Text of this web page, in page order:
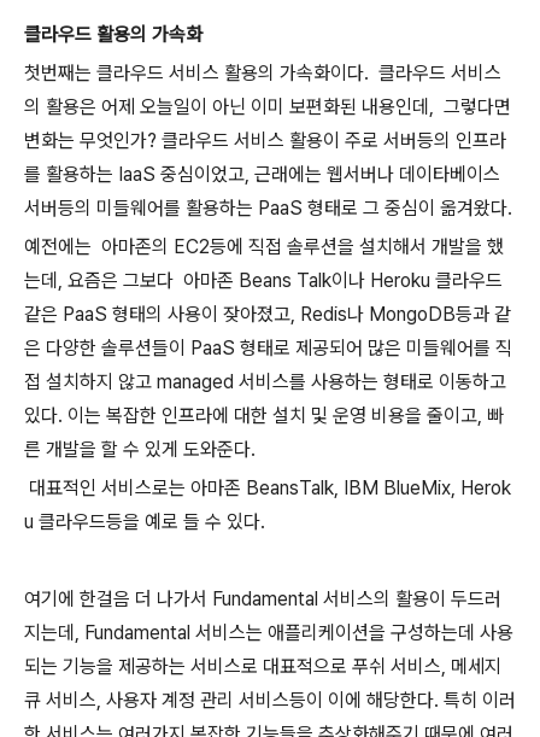
클라우드 활용의 가속화
첫번째는 클라우드 서비스 활용의 가속화이다. 클라우드 서비스
의 활용은 어제 오늘일이 아닌 이미 보편화된 내용인데, 그렇다면
변화는 무엇인가? 클라우드 서비스 활용이 주로 서버등의 인프라
를 활용하는 IaaS 중심이었고, 근래에는 웹서버나 데이타베이스
서버등의 미들웨어를 활용하는 PaaS 형태로 그 중심이 옮겨왔다.
예전에는 아마존의 EC2등에 직접 솔루션을 설치해서 개발을 했
는데, 요즘은 그보다 아마존 Beans Talk이나 Heroku 클라우드
같은 PaaS 형태의 사용이 잦아졌고, Redis나 MongoDB등과 같
은 다양한 솔루션들이 PaaS 형태로 제공되어 많은 미들웨어를 직
접 설치하지 않고 managed 서비스를 사용하는 형태로 이동하고
있다. 이는 복잡한 인프라에 대한 설치 및 운영 비용을 줄이고, 빠
른 개발을 할 수 있게 도와준다.
대표적인 서비스로는 아마존 BeansTalk, IBM BlueMix, Herok
u 클라우드등을 예로 들 수 있다.
여기에 한걸음 더 나가서 Fundamental 서비스의 활용이 두드러
지는데, Fundamental 서비스는 애플리케이션을 구성하는데 사용
되는 기능을 제공하는 서비스로 대표적으로 푸쉬 서비스, 메세지
큐 서비스, 사용자 계정 관리 서비스등이 이에 해당한다. 특히 이러